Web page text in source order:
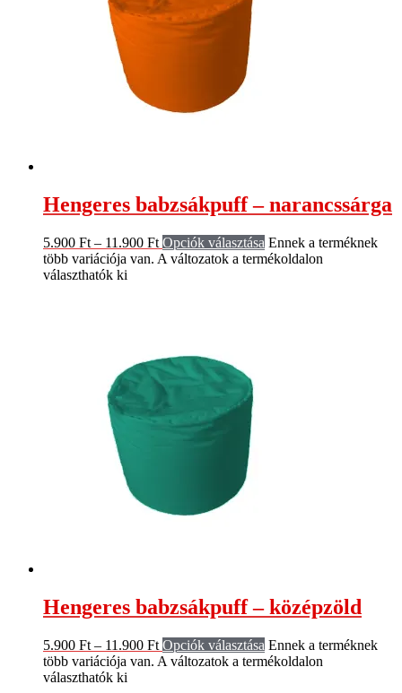
Hengeres babzsákpuff – narancssárga
5.900 Ft – 11.900 Ft Opciók választása Ennek a terméknek
több variációja van. A változatok a termékoldalon
választhatók ki
Hengeres babzsákpuff – középzöld
5.900 Ft – 11.900 Ft Opciók választása Ennek a terméknek
több variációja van. A változatok a termékoldalon
választhatók ki